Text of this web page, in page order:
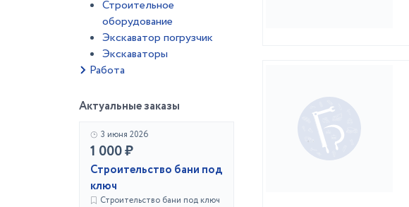
Строительное
оборудование
Экскаватор погрузчик
Экскаваторы
Работа
Актуальные заказы
3 июня 2026
1 000 ₽
Строительство бани под
ключ
Строительство бани под ключ